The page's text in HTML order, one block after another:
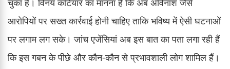
आरोपियों पर सख्त कार्रवाई होनी चाहिए ताकि भविष्य में ऐसी घटनाओं
पर लगाम लग सके। जांच एजेंसियां अब इस बात का पता लगा रही हैं
कि इस गबन के पीछे और कौन-कौन से प्रभावशाली लोग शामिल हैं।